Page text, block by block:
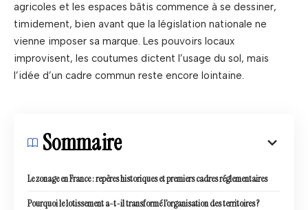
agricoles et les espaces bâtis commence à se dessiner,
timidement, bien avant que la législation nationale ne
vienne imposer sa marque. Les pouvoirs locaux
improvisent, les coutumes dictent l’usage du sol, mais
l’idée d’un cadre commun reste encore lointaine.
Sommaire
Le zonage en France : repères historiques et premiers cadres réglementaires
Pourquoi le lotissement a-t-il transformé l’organisation des territoires ?